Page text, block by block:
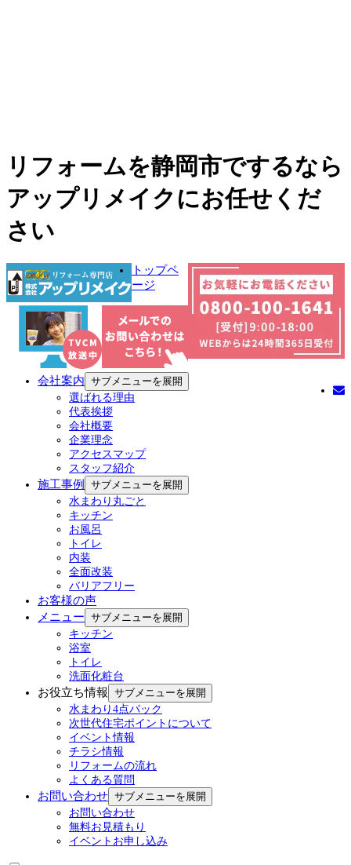
リフォームを静岡市でするなら
アップリメイクにお任せくだ
さい
トップペ
ージ
会社案内 サブメニューを展開
選ばれる理由
代表挨拶
会社概要
企業理念
アクセスマップ
スタッフ紹介
施工事例
サブメニューを展開
水まわり丸ごと
キッチン
お風呂
トイレ
内装
全面改装
バリアフリー
お客様の声
メニュー サブメニューを展開
キッチン
浴室
トイレ
洗面化粧台
お役立ち情報 サブメニューを展開
水まわり4点パック
次世代住宅ポイントについて
イベント情報
チラシ情報
リフォームの流れ
よくある質問
お問い合わせ サブメニューを展開
お問い合わせ
無料お見積もり
イベントお申し込み